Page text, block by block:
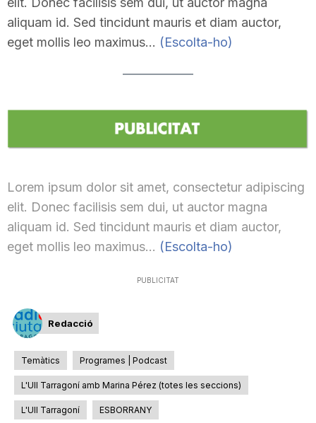
aliquam id. Sed tincidunt mauris et diam auctor,
eget mollis leo maximus… (Escolta-ho)
Lorem ipsum dolor sit amet, consectetur adipiscing
elit. Donec facilisis sem dui, ut auctor magna
aliquam id. Sed tincidunt mauris et diam auctor,
eget mollis leo maximus… (Escolta-ho)
PUBLICITAT
Redacció
Temàtics Programes | Podcast
L'Ull Tarragoní amb Marina Pérez (totes les seccions)
L'Ull Tarragoní ESBORRANY